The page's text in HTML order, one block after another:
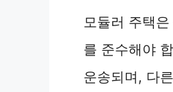
모듈러 주택
를 준수해야
운송되며, 다